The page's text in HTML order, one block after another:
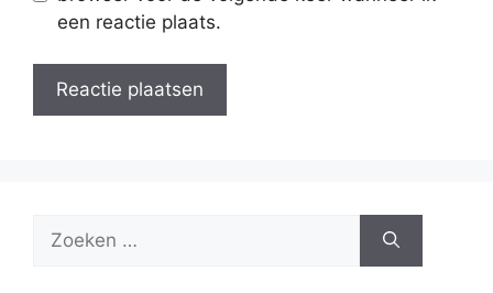
een reactie plaats.
Zoek